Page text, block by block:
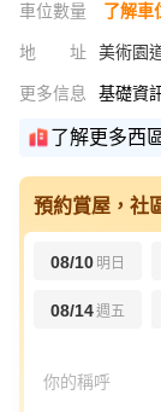
車位數量 了解車
地址 美術園
更多信息 基礎資
了解更多西
預約賞屋，社
08/10 明日
08/14週五